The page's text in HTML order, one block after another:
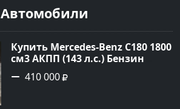
Автомобили
Купить Mercedes-Benz C180 1800
см3 АКПП (143 л.с.) Бензин
инжектор в Тимашевск : цвет
Серебряный Седан 2006 года по
410 000